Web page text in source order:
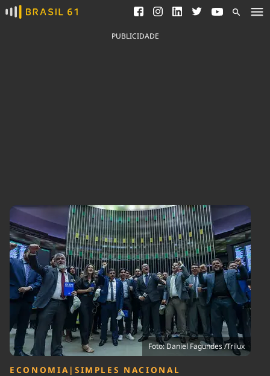
Ver todas as notícias
Saneamento
Indicadores
Agronegócios
Brasil
Brasil Mineral
Ciência &
Tecnologia
Cinema
Comportamento
Cultura
Economia
Educação
Infraestrutura
Internacional
Meio Ambiente
Podcast
Política
Saúde
Tempo
PUBLICIDADE
Foto: Daniel Fagundes /Trilux
ECONOMIA | SIMPLES NACIONAL